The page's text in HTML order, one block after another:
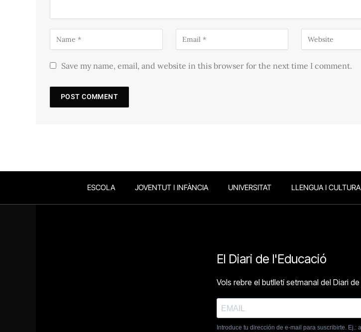
Save my name, email, and website in this browser for the next time I comment.
ESCOLA JOVENTUT I INFÀNCIA UNIVERSITAT LLENGUA I CULTURA